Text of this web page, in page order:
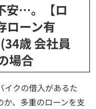
安…。【ロ
ローン有
歳 会社員
場合
イクの借入があるた
、多重のローンを支